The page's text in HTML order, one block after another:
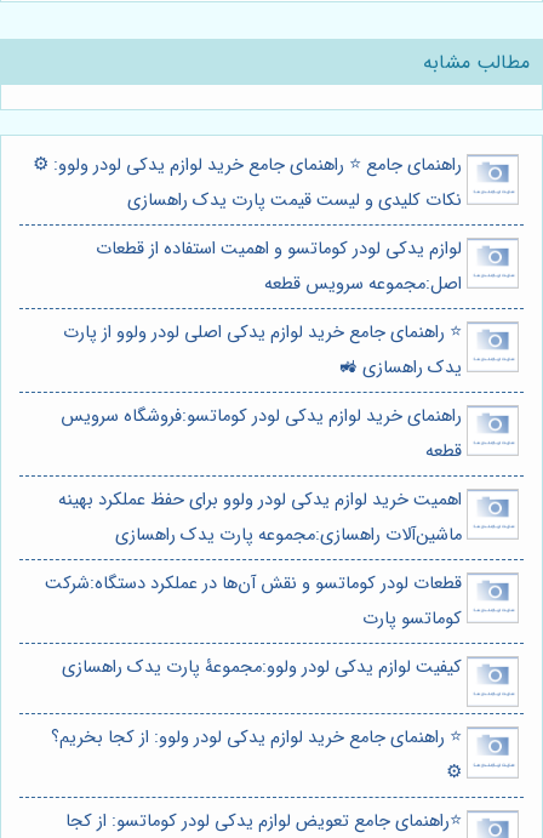
مطالب مشابه
راهنمای جامع ⭐️ راهنمای جامع خرید لوازم یدکی لودر ولوو: ⚙️
نکات کلیدی و لیست قیمت پارت یدک راهسازی
لوازم یدکی لودر کوماتسو و اهمیت استفاده از قطعات
اصل:مجموعه سرویس قطعه
⭐️ راهنمای جامع خرید لوازم یدکی اصلی لودر ولوو از پارت
یدک راهسازی 🚜
راهنمای خرید لوازم یدکی لودر کوماتسو:فروشگاه سرویس
قطعه
اهمیت خرید لوازم یدکی لودر ولوو برای حفظ عملکرد بهینه
ماشین‌آلات راهسازی:مجموعه پارت یدک راهسازی
قطعات لودر کوماتسو و نقش آن‌ها در عملکرد دستگاه:شرکت
کوماتسو پارت
کیفیت لوازم یدکی لودر ولوو:مجموعۀ پارت یدک راهسازی
⭐️ راهنمای جامع خرید لوازم یدکی لودر ولوو: از کجا بخریم؟
⚙️
⭐️راهنمای جامع تعویض لوازم یدکی لودر کوماتسو: از کجا